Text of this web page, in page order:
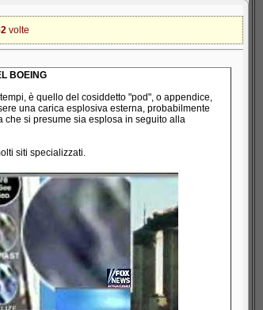
volte
BOEING
è quello del cosiddetto "pod", o appendice,
una carica esplosiva esterna, probabilmente
che si presume sia esplosa in seguito alla
siti specializzati.